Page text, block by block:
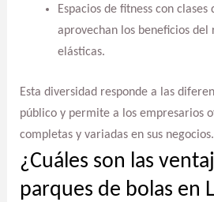
Espacios de fitness con
aprovechan los beneficios del
elásticas.
Esta diversidad responde a las
público y permite a los empresarios
completas y variadas en sus negocios.
¿Cuáles son las
parques de bolas en